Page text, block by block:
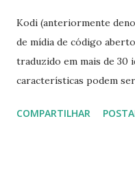
Kodi (anteriormente
de mídia de código
traduzido em mais de 30
características podem
(personal video
COMPARTILHAR